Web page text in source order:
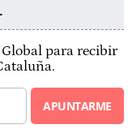
para recibir
APUNTARME